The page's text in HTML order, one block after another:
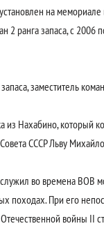
на
ранга запаса, с 2006
заместитель
Нахабино, который
СССР Льву
во времена ВОВ
походах. При его
войны II